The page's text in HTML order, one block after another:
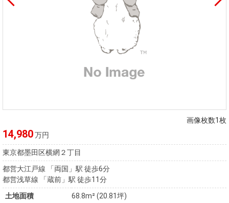
画像枚数1枚
14,980万円
東京都墨田区横網２丁目
都営大江戸線 「両国」駅 徒歩6分
都営浅草線 「蔵前」駅 徒歩11分
土地面積
68.8m² (20.81坪)